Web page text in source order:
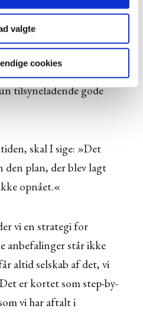
valgte
cookies
erfaring med en strategi,
startblokkene. Og ja, vi
er vi meget
som adskiller den
tilsyneladende gode
skal I sige: »Det
den plan, der blev lagt
opnået.«
vi en strategi for
anbefalinger står ikke
altid selskab af det, vi
er kortet som step-by-
vi har aftalt i